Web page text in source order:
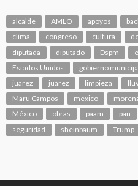
alcalde AMLO apoyos
clima
congreso cultura
diputada
diputado Dspm
Estados Unidos
gobierno
juarez
juárez limpieza
Maru Campos
mexico
México
obras paam pan
seguridad
sheinbaum Trump